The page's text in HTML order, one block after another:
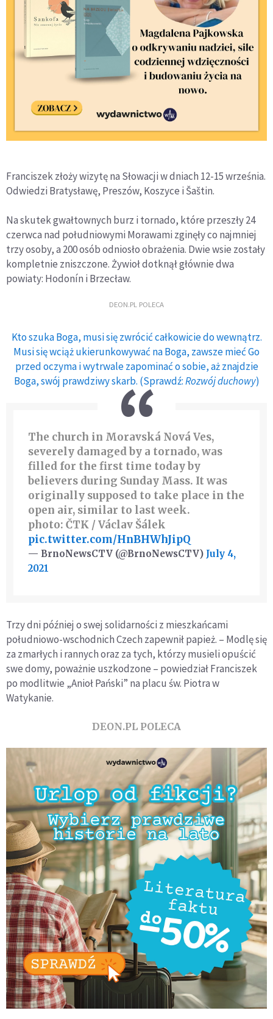
Franciszek złoży wizytę na Słowacji w dniach 12-15 września.
Odwiedzi Bratysławę, Preszów, Koszyce i Šaštin.
Na skutek gwałtownych burz i tornado, które przeszły 24
czerwca nad południowymi Morawami zginęły co najmniej
trzy osoby, a 200 osób odniosło obrażenia. Dwie wsie zostały
kompletnie zniszczone. Żywioł dotknął głównie dwa
powiaty: Hodonín i Brzecław.
DEON.PL POLECA
Kto szuka Boga, musi się zwrócić całkowicie do wewnątrz.
Musi się wciąż ukierunkowywać na Boga, zawsze mieć Go
przed oczyma i wytrwale zapominać o sobie, aż znajdzie
Boga, swój prawdziwy skarb. (Sprawdź:Rozwój duchowy)
The church in Moravská Nová Ves,
severely damaged by a tornado, was
filled for the first time today by
believers during Sunday Mass. It was
originally supposed to take place in the
open air, similar to last week.
photo: ČTK / Václav Šálek
pic.twitter.com/HnBHWhJipQ
— BrnoNewsCTV (@BrnoNewsCTV) July 4,
2021
Trzy dni później o swej solidarności z mieszkańcami
południowo-wschodnich Czech zapewnił papież. – Modlę się
za zmarłych i rannych oraz za tych, którzy musieli opuścić
swe domy, poważnie uszkodzone – powiedział Franciszek
po modlitwie „Anioł Pański” na placu św. Piotra w
Watykanie.
DEON.PL POLECA